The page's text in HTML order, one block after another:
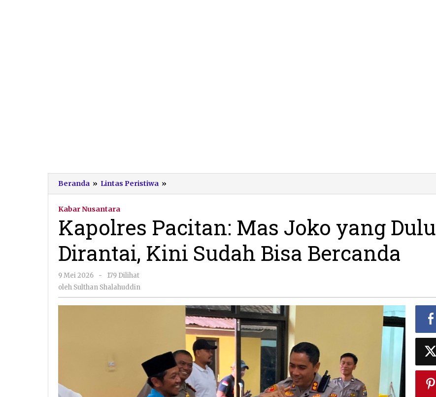
Beranda » Lintas Peristiwa »
Pacitan:
yang
Dulu
Dirantai,
Kini
Kabar Nusantara
Kapolres Pacitan: Mas Joko yang Dulu
Dirantai, Kini Sudah Bisa Bercanda
9 Mei 2026
oleh
Sulthan
-
179 Dilihat
oleh Sulthan Shalahuddin